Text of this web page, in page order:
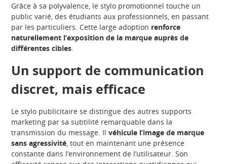
Grâce à sa polyvalence, le stylo promotionnel touche un
public varié, des étudiants aux professionnels, en passant
par les particuliers. Cette large adoption renforce
naturellement l’exposition de la marque auprès de
différentes cibles.
Un support de communication
discret, mais efficace
Le stylo publicitaire se distingue des autres supports
marketing par sa subtilité remarquable dans la
transmission du message. Ilvéhicule l’image de marque
sans agressivité, tout en maintenant une présence
constante dans l’environnement de l’utilisateur. Son